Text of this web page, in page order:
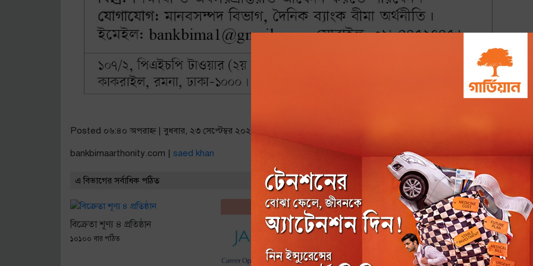
Posted ০৬:৪০ অপরাহ্ণ | বুধবার, ২৩ সেপ্টেম্বর ২০২০
bankbimaarthonity.com | saed khan
এ বিভাগের সর্বাধিক পঠিত
বিক্রেতা শূণ্য ৪ প্রতিষ্ঠান
১০১০০ বার পঠিত
২ কোম্পানির ডিভিডেন্ড ঘোষণা
৭১৬৮ বার পঠিত